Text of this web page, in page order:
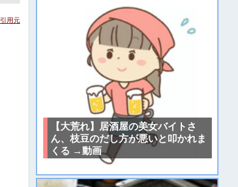
引用元
【大荒れ】居酒屋の美女バイトさ
ん、枝豆のだし方が悪いと叩かれま
くる →動画